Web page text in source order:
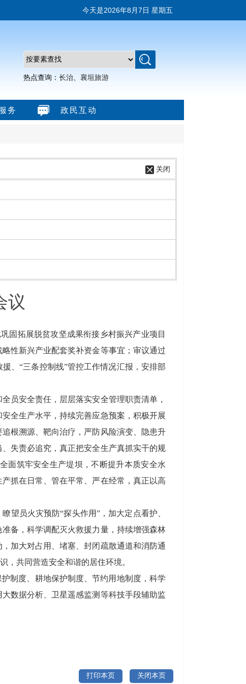
今天是2026年8月7日 星期五
热点查询： 长治 襄垣旅游
务 政民互动
关闭
议
固拓展脱贫攻坚成果衔接乡村振兴产业项目
性新兴产业配套奖补资金等事宜；审议通过
、“三条控制线”管控工作情况汇报，安排部
员安全责任，层层落实安全管理职责清单，
全生产水平，持续完善应急预案，积极开展
根溯源、靶向治疗，严防风险演变、隐患升
失责必追究，真正把安全生产真抓实干的规
面筑牢安全生产堤坝，不断提升本质安全水
抓在日常、管在平常、严在经常，真正以高
望员火灾预防“探头作用”，加大定点看护、
备，科学调配灭火救援力量，持续增强森林
加大对占用、堵塞、封闭疏散通道和消防通
，共同营造安全和谐的居住环境。
制度、耕地保护制度、节约用地制度，科学
数据分析、卫星遥感监测等科技手段辅助监
打印本页 关闭本页